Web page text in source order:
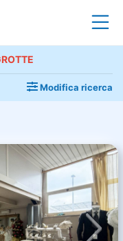
Modifica ricerca